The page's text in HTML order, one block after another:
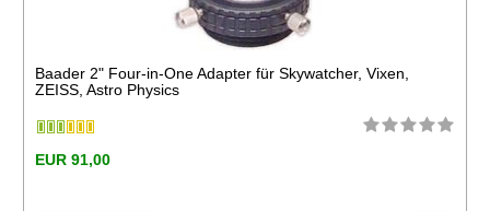
Baader 2" Four-in-One Adapter für Skywatcher, Vixen,
ZEISS, Astro Physics
EUR 91,00